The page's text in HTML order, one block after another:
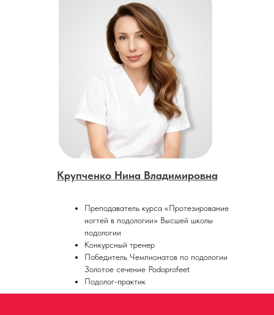
Крупченко Нина Владимировна
Преподаватель курса «Протезирование
ногтей в подологии» Высшей школы
подологии
Конкурсный тренер
Победитель Чемпионатов по подологии
Золотое сечение Podoprofeet
Подолог-практик